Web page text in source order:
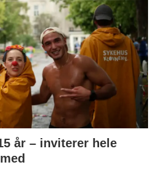
år – inviterer hele